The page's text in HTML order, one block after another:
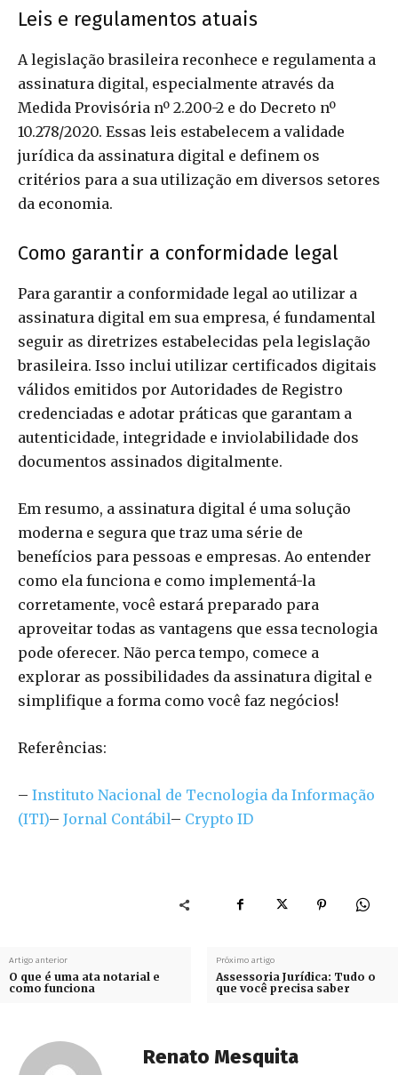
Leis e regulamentos atuais
A legislação brasileira reconhece e regulamenta a
assinatura digital, especialmente através da
Medida Provisória nº 2.200-2 e do Decreto nº
10.278/2020. Essas leis estabelecem a validade
jurídica da assinatura digital e definem os
critérios para a sua utilização em diversos setores
da economia.
Como garantir a conformidade legal
Para garantir a conformidade legal ao utilizar a
assinatura digital em sua empresa, é fundamental
seguir as diretrizes estabelecidas pela legislação
brasileira. Isso inclui utilizar certificados digitais
válidos emitidos por Autoridades de Registro
credenciadas e adotar práticas que garantam a
autenticidade, integridade e inviolabilidade dos
documentos assinados digitalmente.
Em resumo, a assinatura digital é uma solução
moderna e segura que traz uma série de
benefícios para pessoas e empresas. Ao entender
como ela funciona e como implementá-la
corretamente, você estará preparado para
aproveitar todas as vantagens que essa tecnologia
pode oferecer. Não perca tempo, comece a
explorar as possibilidades da assinatura digital e
simplifique a forma como você faz negócios!
Referências:
– Instituto Nacional de Tecnologia da Informação
(ITI)– Jornal Contábil– Crypto ID
Artigo anterior
O que é uma ata notarial e
como funciona
Próximo artigo
Assessoria Jurídica: Tudo o
que você precisa saber
Renato Mesquita